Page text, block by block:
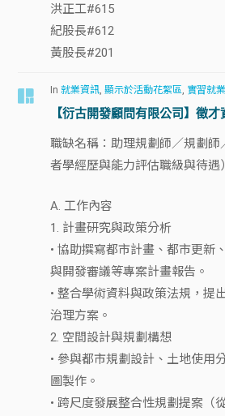
洪正工#615
紀股長#612
黃股長#201
In就業資訊,顯示於活動花絮區, 實習就業
【衍古開發顧問有限公司】徵才
職缺名稱：助理規劃師／規劃
者學經歷與能力評估職級與待遇）
A. 工作內容
1. 計畫研究與政策分析
• 協助撰寫都市計畫、都市更新
與開發審議等專案計畫報告。
• 整合學術資料與政策法規，提
治理方案。
2. 空間設計與規劃構想
• 參與都市規劃設計、土地使用
圖製作。
• 跨尺度發展整合性規劃提案（